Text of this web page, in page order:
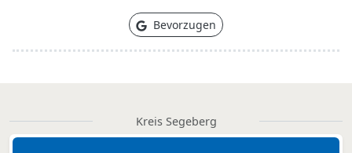
Bevorzugen
Kreis Segeberg